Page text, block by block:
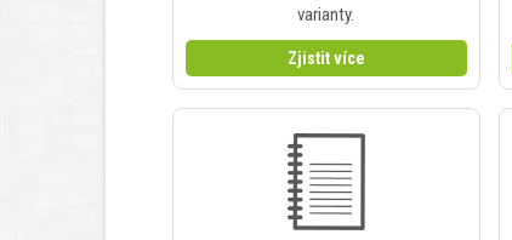
varianty.
Zjistit více